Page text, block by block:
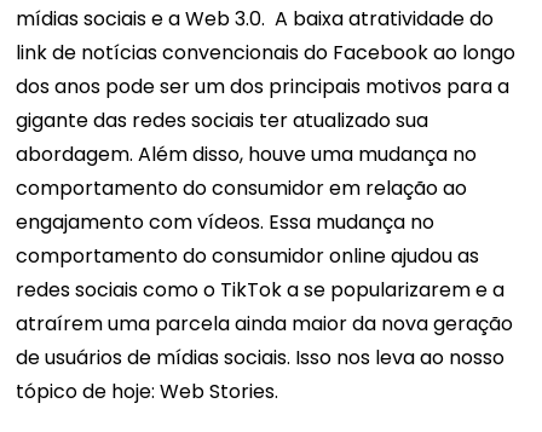
mídias sociais e a Web 3.0. A baixa atratividade do
link de notícias convencionais do Facebook ao longo
dos anos pode ser um dos principais motivos para a
gigante das redes sociais ter atualizado sua
abordagem. Além disso, houve uma mudança no
comportamento do consumidor em relação ao
engajamento com vídeos. Essa mudança no
comportamento do consumidor online ajudou as
redes sociais como o TikTok a se popularizarem e a
atraírem uma parcela ainda maior da nova geração
de usuários de mídias sociais. Isso nos leva ao nosso
tópico de hoje: Web Stories.